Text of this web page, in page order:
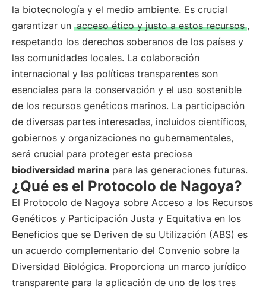
la biotecnología y el medio ambiente. Es crucial
garantizar un acceso ético y justo a estos recursos ,
respetando los derechos soberanos de los países y
las comunidades locales. La colaboración
internacional y las políticas transparentes son
esenciales para la conservación y el uso sostenible
de los recursos genéticos marinos. La participación
de diversas partes interesadas, incluidos científicos,
gobiernos y organizaciones no gubernamentales,
será crucial para proteger esta preciosa
biodiversidad marina para las generaciones futuras.
¿Qué es el Protocolo de Nagoya?
El Protocolo de Nagoya sobre Acceso a los Recursos
Genéticos y Participación Justa y Equitativa en los
Beneficios que se Deriven de su Utilización (ABS) es
un acuerdo complementario del Convenio sobre la
Diversidad Biológica. Proporciona un marco jurídico
transparente para la aplicación de uno de los tres